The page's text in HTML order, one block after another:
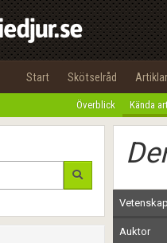
Start Skötselråd Artiklar
Överblick Kända
Auktor